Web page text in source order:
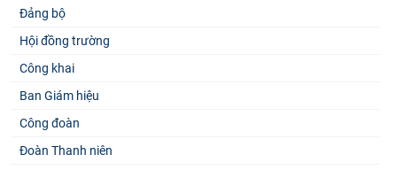
Đảng bộ
Hội đồng trường
Công khai
Ban Giám hiệu
Công đoàn
Đoàn Thanh niên